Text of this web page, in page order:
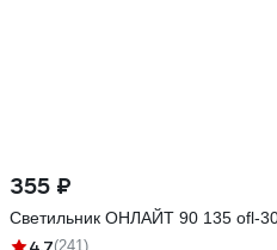
355 ₽
Светильник ОНЛАЙТ 90 135 ofl-
(241)